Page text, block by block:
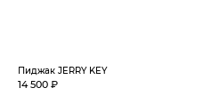
Пиджак JERRY KEY
14 500 ₽